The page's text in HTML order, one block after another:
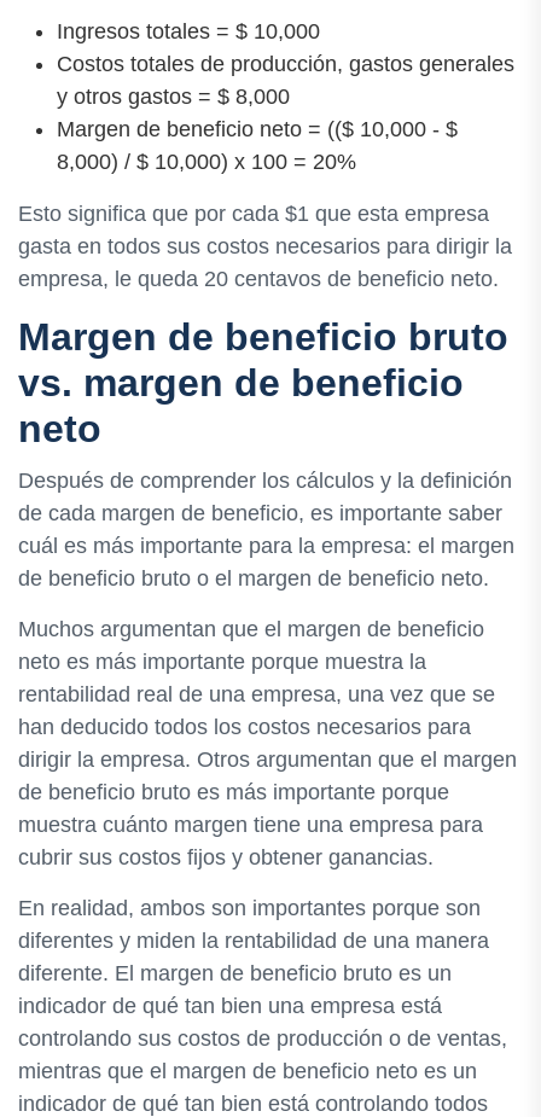
Ingresos totales = $ 10,000
Costos totales de producción, gastos generales
y otros gastos = $ 8,000
Margen de beneficio neto = (($ 10,000 - $
8,000) / $ 10,000) x 100 = 20%
Esto significa que por cada $1 que esta empresa
gasta en todos sus costos necesarios para dirigir la
empresa, le queda 20 centavos de beneficio neto.
Margen de beneficio bruto
vs. margen de beneficio
neto
Después de comprender los cálculos y la definición
de cada margen de beneficio, es importante saber
cuál es más importante para la empresa: el margen
de beneficio bruto o el margen de beneficio neto.
Muchos argumentan que el margen de beneficio
neto es más importante porque muestra la
rentabilidad real de una empresa, una vez que se
han deducido todos los costos necesarios para
dirigir la empresa. Otros argumentan que el margen
de beneficio bruto es más importante porque
muestra cuánto margen tiene una empresa para
cubrir sus costos fijos y obtener ganancias.
En realidad, ambos son importantes porque son
diferentes y miden la rentabilidad de una manera
diferente. El margen de beneficio bruto es un
indicador de qué tan bien una empresa está
controlando sus costos de producción o de ventas,
mientras que el margen de beneficio neto es un
indicador de qué tan bien está controlando todos